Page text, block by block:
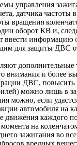
управления
датчика
вращения
оборот КВ и,
ввести
для защиты ДВС
дополнительные
внимания и более
ДВС, повысить
можно лишь в
можно, если
автомобиля на
движения каждого
на
зажигания во